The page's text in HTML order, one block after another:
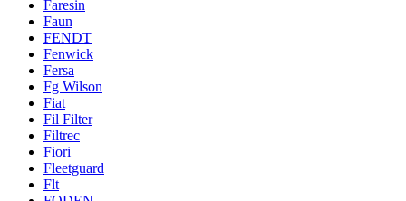
Faresin
Faun
FENDT
Fenwick
Fersa
Fg Wilson
Fiat
Fil Filter
Filtrec
Fiori
Fleetguard
Flt